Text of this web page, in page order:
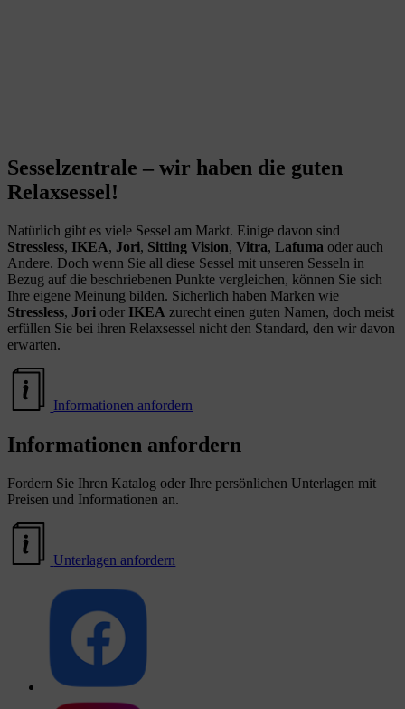
Sesselzentrale – wir haben die guten
Relaxsessel!
Natürlich gibt es viele Sessel am Markt. Einige davon sind
Stressless, IKEA, Jori, Sitting Vision, Vitra, Lafuma oder auch
Andere. Doch wenn Sie all diese Sessel mit unseren Sesseln in
Bezug auf die beschriebenen Punkte vergleichen, können Sie sich
Ihre eigene Meinung bilden. Sicherlich haben Marken wie
Stressless, Jori oder IKEA zurecht einen guten Namen, doch meist
erfüllen Sie bei ihren Relaxsessel nicht den Standard, den wir davon
erwarten.
Informationen anfordern
Informationen anfordern
Fordern Sie Ihren Katalog oder Ihre persönlichen Unterlagen mit
Preisen und Informationen an.
Unterlagen anfordern